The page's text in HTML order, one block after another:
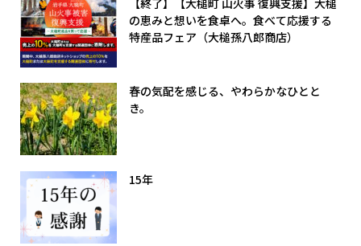
の恵みと想いを食卓へ。食べて応援する
特産品フェア（大槌孫八郎商店）
春の気配を感じる、やわらかなひとと
き。
15年